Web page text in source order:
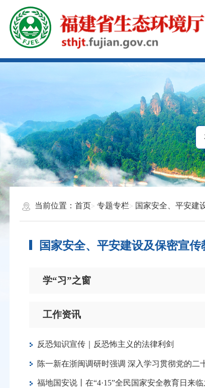
当前位置：首页 专题专栏 国家安全、平安建
国家安全、平安建设及保密宣传
学“习”之窗
工作资讯
反恐知识宣传｜反恐怖主义的法律利剑
陈一新在浙闽调研时强调 深入学习贯彻党的
福地国安说丨在“4·15”全民国家安全教育日来